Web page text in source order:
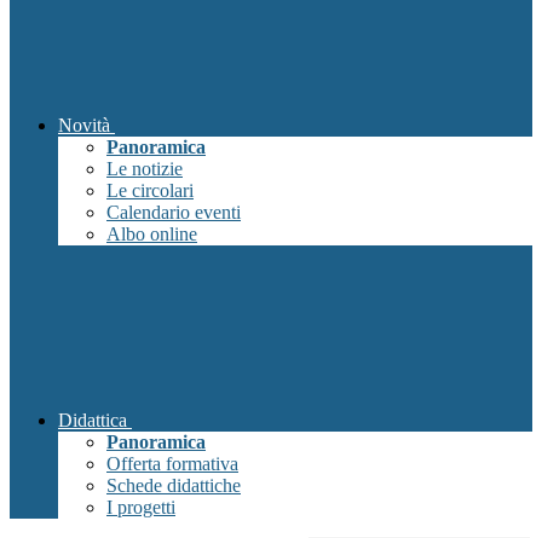
Novità
Panoramica
Le notizie
Le circolari
Calendario eventi
Albo online
Didattica
Panoramica
Offerta formativa
Schede didattiche
I progetti